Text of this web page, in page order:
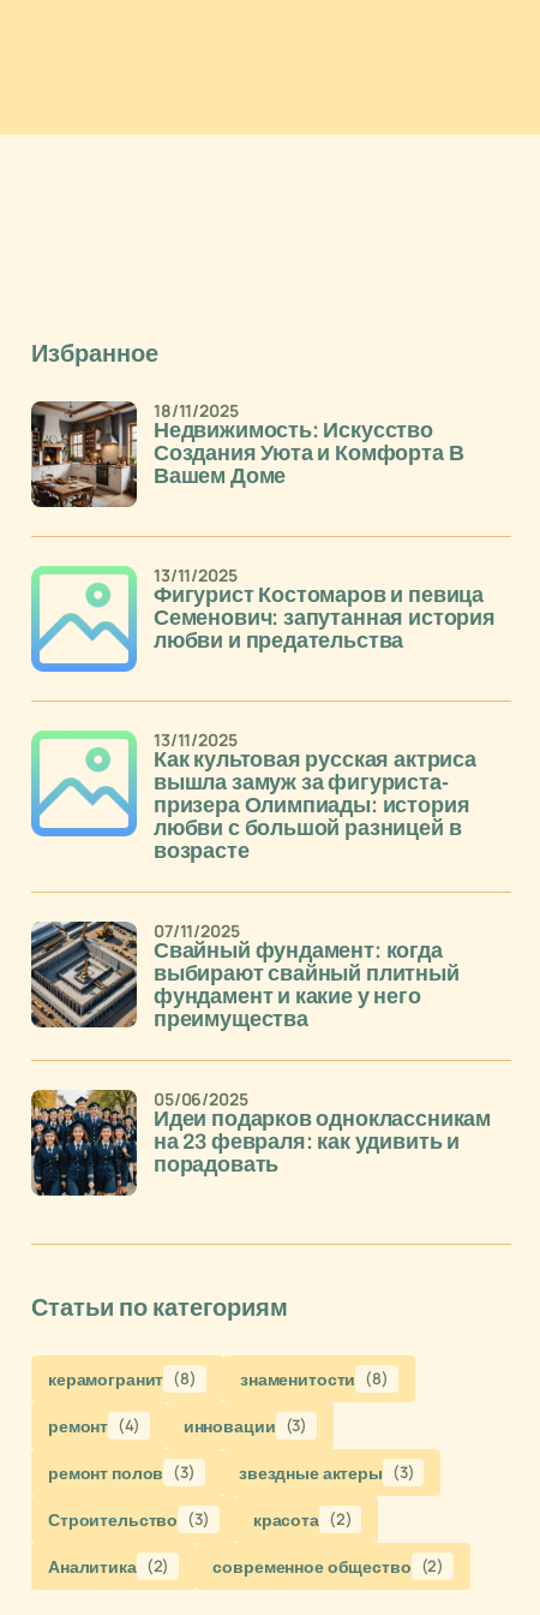
Избранное
Недвижимость: Искусство
Создания Уюта и Комфорта В
Вашем Доме
18/11/2025
Фигурист Костомаров и певица
Семенович: запутанная история
любви и предательства
13/11/2025
Как культовая русская актриса
вышла замуж за фигуриста-
призера Олимпиады: история
любви с большой разницей в
возрасте
13/11/2025
Свайный фундамент: когда
выбирают свайный плитный
фундамент и какие у него
преимущества
07/11/2025
Идеи подарков одноклассникам
на 23 февраля: как удивить и
порадовать
05/06/2025
Статьи по категориям
керамогранит (8) знаменитости (8)
ремонт (4) инновации (3)
ремонт полов (3) звездные актеры (3)
Строительство (3) красота (2)
Аналитика (2) современное общество (2)